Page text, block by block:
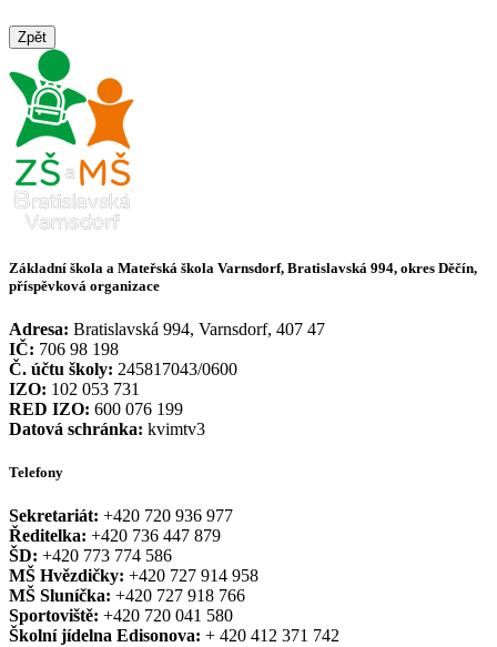
Zpět
Základní škola a Mateřská škola Varnsdorf, Bratislavská 994, okres Děčín,
příspěvková organizace
Adresa: Bratislavská 994, Varnsdorf, 407 47
IČ: 706 98 198
Č. účtu školy: 245817043/0600
IZO: 102 053 731
RED IZO: 600 076 199
Datová schránka: kvimtv3
Telefony
Sekretariát: +420 720 936 977
Ředitelka: +420 736 447 879
ŠD: +420 773 774 586
MŠ Hvězdičky: +420 727 914 958
MŠ Sluníčka: +420 727 918 766
Sportoviště: +420 720 041 580
Školní jídelna Edisonova: + 420 412 371 742